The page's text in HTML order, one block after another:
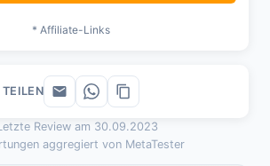
Review am 30.09.2023
aggregiert von MetaTester
* Affiliate-Links
TEILEN